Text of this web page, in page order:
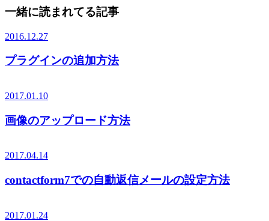
一緒に読まれてる記事
2016.12.27
プラグインの追加方法
2017.01.10
画像のアップロード方法
2017.04.14
contactform7での自動返信メールの設定方法
2017.01.24